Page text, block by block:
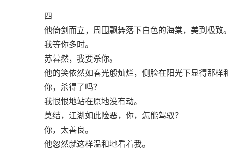
四
他倚剑而立，周围飘舞落下白色的海棠，美到极致。
我等你多时。
苏暮然，我要杀你。
他的笑依然如春光般灿烂，侧脸在阳光下显得那样
你，杀得了吗？
我恨恨地站在原地没有动。
莫结，江湖如此险恶，你，怎能驾驭？
你，太善良。
他忽然就这样温和地看着我。